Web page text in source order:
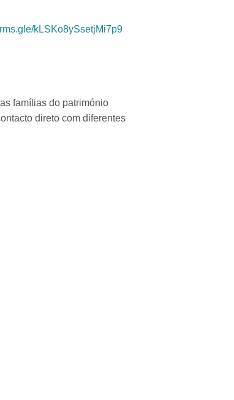
kLSKo8ySsetjMi7p9
famílias do património
direto com diferentes